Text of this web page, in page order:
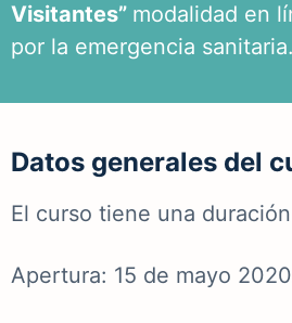
Visitantes” modalidad en
por la emergencia sanitaria.
Datos generales del
El curso tiene una
Apertura: 15 de mayo